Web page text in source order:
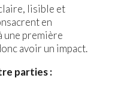
lisible et
en
une première
avoir un impact.
parties :